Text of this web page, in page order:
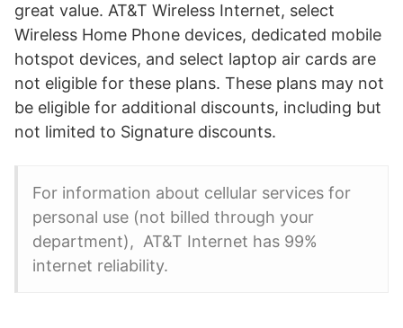
great value. AT&T Wireless Internet, select
Wireless Home Phone devices, dedicated mobile
hotspot devices, and select laptop air cards are
not eligible for these plans. These plans may not
be eligible for additional discounts, including but
not limited to Signature discounts.
For information about cellular services for
personal use (not billed through your
department), AT&T Internet has 99%
internet reliability.